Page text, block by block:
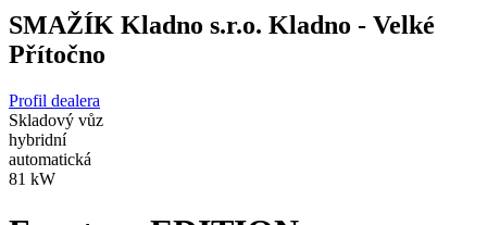
SMAŽÍK Kladno s.r.o. Kladno - Velké
Přítočno
Profil dealera
Skladový vůz
hybridní
automatická
81 kW